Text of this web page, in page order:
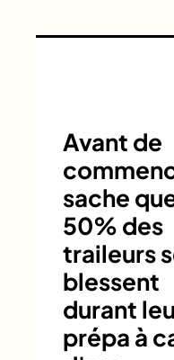
Avant de
sache
50% des
traileurs
blessent
durant
prépa à